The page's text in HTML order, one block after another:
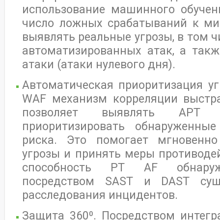
использование машинного
число ложных срабатываний к
выявлять реальные угрозы, в том
автоматизированных атак, а
атаки (атаки нулевого дня).
Автоматическая приоритизация
WAF механизм корреляции
позволяет выявлять APT
приоритизировать
риска. Это помогает
угрозы и принять меры
способность PT AF
посредством SAST и DAST
расследования инцидентов.
Защита 360⁰. Посредством